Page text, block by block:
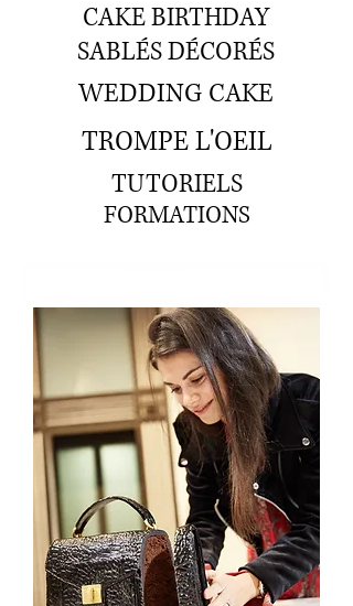
CAKE BIRTHDAY
SABLÉS DÉCORÉS
WEDDING CAKE
TROMPE L'OEIL
TUTORIELS
FORMATIONS